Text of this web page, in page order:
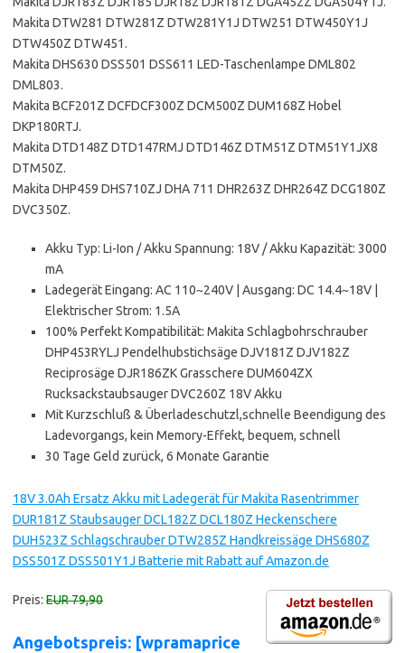
Makita DTW281 DTW281Z DTW281Y1J DTW251 DTW450Y1J
DTW450Z DTW451.
Makita DHS630 DSS501 DSS611 LED-Taschenlampe DML802
DML803.
Makita BCF201Z DCFDCF300Z DCM500Z DUM168Z Hobel
DKP180RTJ.
Makita DTD148Z DTD147RMJ DTD146Z DTM51Z DTM51Y1JX8
DTM50Z.
Makita DHP459 DHS710ZJ DHA 711 DHR263Z DHR264Z DCG180Z
DVC350Z.
Akku Typ: Li-Ion / Akku Spannung: 18V / Akku Kapazität: 3000
mA
Ladegerät Eingang: AC 110~240V | Ausgang: DC 14.4~18V |
Elektrischer Strom: 1.5A
100% Perfekt Kompatibilität: Makita Schlagbohrschrauber
DHP453RYLJ Pendelhubstichsäge DJV181Z DJV182Z
Reciprosäge DJR186ZK Grasschere DUM604ZX
Rucksackstaubsauger DVC260Z 18V Akku
Mit Kurzschluß & Überladeschutzl,schnelle Beendigung des
Ladevorgangs, kein Memory-Effekt, bequem, schnell
30 Tage Geld zurück, 6 Monate Garantie
18V 3.0Ah Ersatz Akku mit Ladegerät für Makita Rasentrimmer
DUR181Z Staubsauger DCL182Z DCL180Z Heckenschere
DUH523Z Schlagschrauber DTW285Z Handkreissäge DHS680Z
DSS501Z DSS501Y1J Batterie mit Rabatt auf Amazon.de
Preis: EUR 79,90
Angebotspreis: [wpramaprice